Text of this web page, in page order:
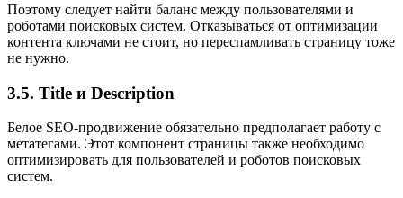
Поэтому следует найти баланс между пользователями и
роботами поисковых систем. Отказываться от оптимизации
контента ключами не стоит, но переспамливать страницу тоже
не нужно.
3.5. Title и Description
Белое SEO-продвижение обязательно предполагает работу с
метатегами. Этот компонент страницы также необходимо
оптимизировать для пользователей и роботов поисковых
систем.